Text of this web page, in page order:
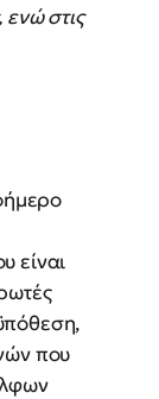
στις
είναι
που